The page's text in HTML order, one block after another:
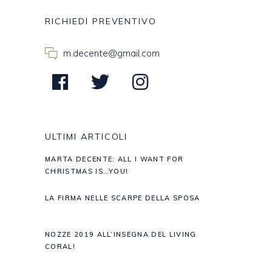
RICHIEDI PREVENTIVO
m.decente@gmail.com
ULTIMI ARTICOLI
MARTA DECENTE: ALL I WANT FOR
CHRISTMAS IS…YOU!
LA FIRMA NELLE SCARPE DELLA SPOSA
NOZZE 2019 ALL’INSEGNA DEL LIVING
CORAL!